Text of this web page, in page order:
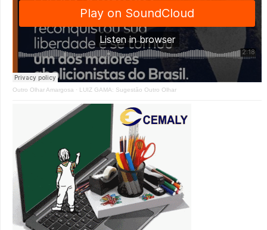
Outro Olhar Amargosa · LUIZ GAMA: Sugestão Outro Olhar